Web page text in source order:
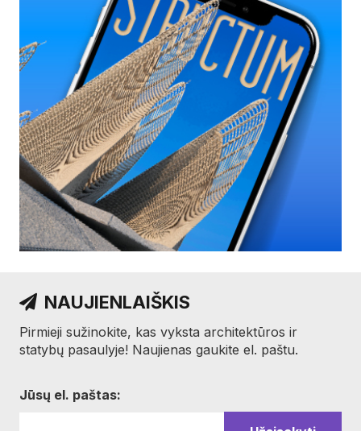
NAUJIENLAIŠKIS
Pirmieji sužinokite, kas vyksta architektūros ir
statybų pasaulyje! Naujienas gaukite el. paštu.
Jūsų el. paštas: